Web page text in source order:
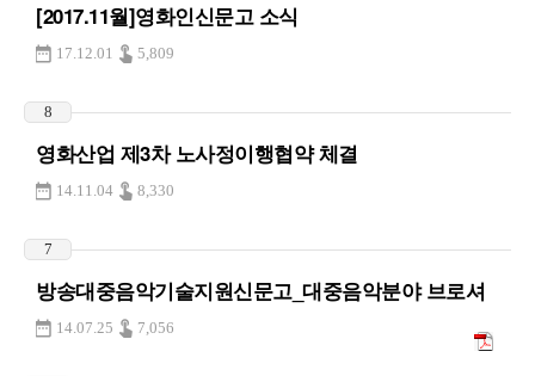
[2017.11월]영화인신문고 소식
17.12.01 5,809
8
영화산업 제3차 노사정이행협약 체결
14.11.04 8,330
7
방송대중음악기술지원신문고_대중음악분야 브로셔
14.07.25 7,056